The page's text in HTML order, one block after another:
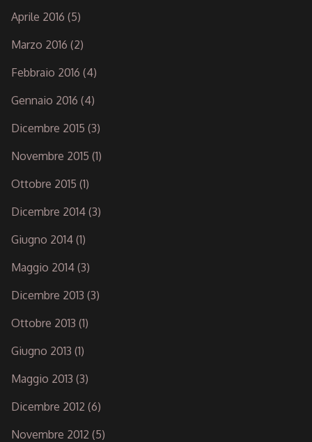
Aprile 2016 (5)
Marzo 2016 (2)
Febbraio 2016 (4)
Gennaio 2016 (4)
Dicembre 2015 (3)
Novembre 2015 (1)
Ottobre 2015 (1)
Dicembre 2014 (3)
Giugno 2014 (1)
Maggio 2014 (3)
Dicembre 2013 (3)
Ottobre 2013 (1)
Giugno 2013 (1)
Maggio 2013 (3)
Dicembre 2012 (6)
Novembre 2012 (5)